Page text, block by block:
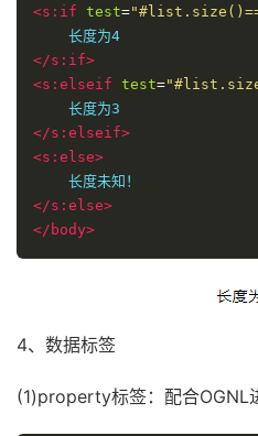
<s:if test=
</s:if>
<s:elseif test=
</s:elseif>
<s:else>
</s:else>
</body>
4、数据标签
(1)property标签：配合OGNL